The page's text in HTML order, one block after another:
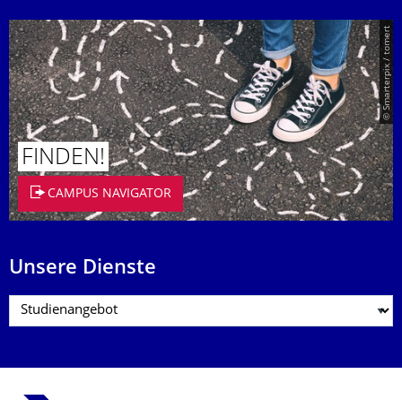
© Smarterpix / tomert
FINDEN!
CAMPUS NAVIGATOR
Unsere Dienste